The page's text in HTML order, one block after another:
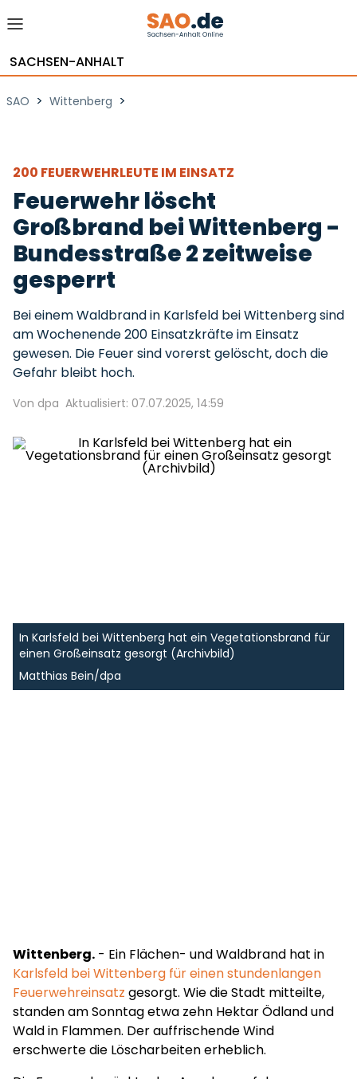
SACHSEN-ANHALT
SAO > Wittenberg >
200 FEUERWEHRLEUTE IM EINSATZ
Feuerwehr löscht
Großbrand bei Wittenberg -
Bundesstraße 2 zeitweise
gesperrt
Bei einem Waldbrand in Karlsfeld bei Wittenberg sind
am Wochenende 200 Einsatzkräfte im Einsatz
gewesen. Die Feuer sind vorerst gelöscht, doch die
Gefahr bleibt hoch.
Von dpa Aktualisiert: 07.07.2025, 14:59
In Karlsfeld bei Wittenberg hat ein Vegetationsbrand für
einen Großeinsatz gesorgt (Archivbild)
Matthias Bein/dpa
Wittenberg. - Ein Flächen- und Waldbrand hat in
Karlsfeld bei Wittenberg für einen stundenlangen
Feuerwehreinsatz gesorgt. Wie die Stadt mitteilte,
standen am Sonntag etwa zehn Hektar Ödland und
Wald in Flammen. Der auffrischende Wind
erschwerte die Löscharbeiten erheblich.